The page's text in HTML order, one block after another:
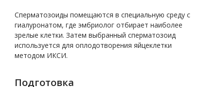
Сперматозоиды помещаются в специальную среду с
гиалуронатом, где эмбриолог отбирает наиболее
зрелые клетки. Затем выбранный сперматозоид
используется для оплодотворения яйцеклетки
методом ИКСИ.
Подготовка